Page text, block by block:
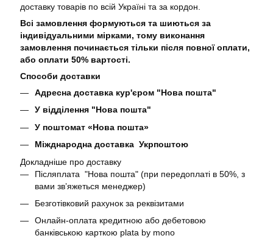
доставку товарів по всій Україні та за кордон.
Всі замовлення формуються та шиються за
індивідуальними мірками, тому виконання
замовлення починається тільки після повної оплати,
або оплати 50% вартості.
Способи доставки
Адресна доставка кур'єром "Нова пошта"
У відділення "Нова пошта"
У поштомат «Нова пошта»
Міжднародна доставка Укрпоштою
Докладніше про доставку
Післяплата "Нова пошта" (при передоплаті в 50%, з
вами звʼяжеться менеджер)
Безготівковий рахунок за реквізитами
Онлайн-оплата кредитною або дебетовою
банківською карткою plata by mono